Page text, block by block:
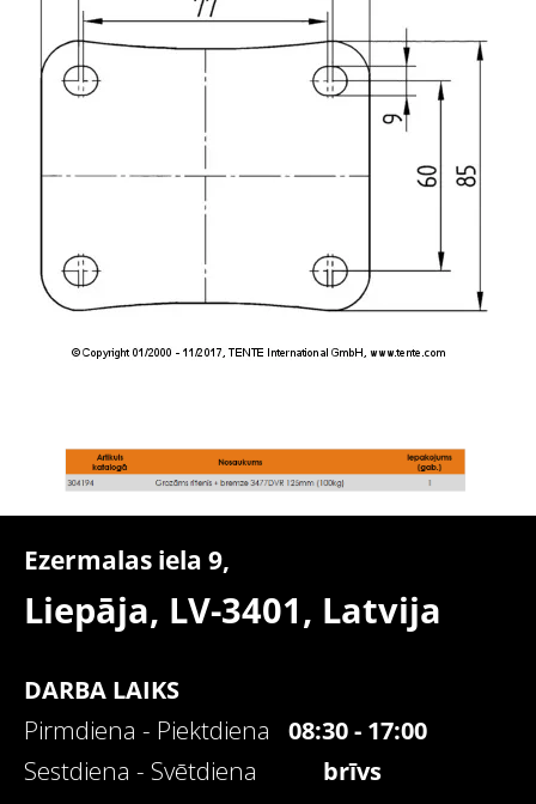
Ezermalas iela 9,
Liepāja, LV-3401, Latvija
DARBA LAIKS
Pirmdiena - Piektdiena 08:30 - 17:00
Sestdiena - Svētdiena brīvs